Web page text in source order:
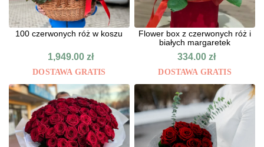
100 czerwonych róż w koszu
1,949.00zł
DOSTAWA GRATIS
Flower box z czerwonych róż i
białych margaretek
334.00zł
DOSTAWA GRATIS